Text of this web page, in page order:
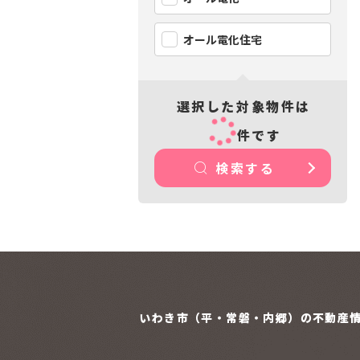
オール電化住宅
選択した対象物件は
件です
検索する
いわき市（平・常磐・内郷）の不動産